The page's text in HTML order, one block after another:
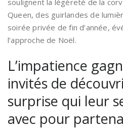
soulignent la légèreté de la
Queen, des guirlandes de
soirée privée de fin d’année,
l’approche de Noël.
L’impatience
invités de
surprise qui leur
avec pour